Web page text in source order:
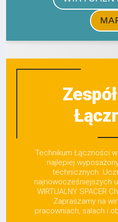
Technikum Łączności
najlepiej
technicznych.
najnowocześniejszych
WIRTUALNY SPACER
Zapraszamy na
pracowniach, salach i